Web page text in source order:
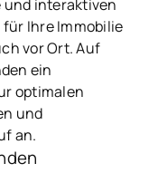
und interaktiven
Ihre Immobilie
vor Ort. Auf
ein
optimalen
und
an.